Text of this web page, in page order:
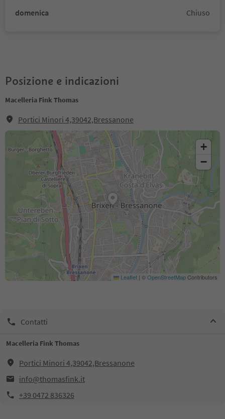
domenica
Chiuso
Posizione e indicazioni
Macelleria Fink Thomas
Portici Minori 4,39042,Bressanone
+
−
Leaflet | ©OpenStreetMapContributors
Contatti
Macelleria Fink Thomas
Portici Minori 4,39042,Bressanone
info@thomasfink.it
+39 0472 836326